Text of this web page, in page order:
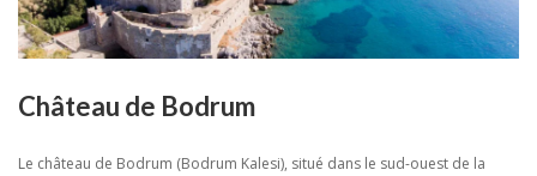
Château de Bodrum
Le château de Bodrum (Bodrum Kalesi), situé dans le sud-ouest de la